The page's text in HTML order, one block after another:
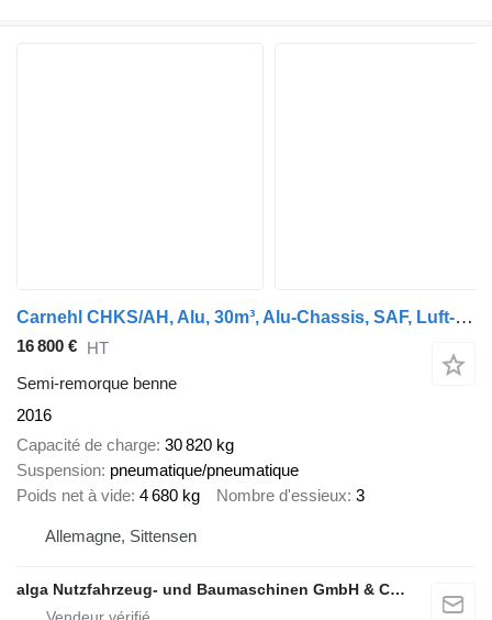
Carnehl CHKS/AH, Alu, 30m³, Alu-Chassis, SAF, Luft-Lift
16 800 € HT
Semi-remorque benne
2016
Capacité de charge 30 820 kg
Suspension pneumatique/pneumatique
Poids net à vide 4 680 kg Nombre d'essieux 3
Allemagne, Sittensen
alga Nutzfahrzeug- und Baumaschinen GmbH & Co. KG